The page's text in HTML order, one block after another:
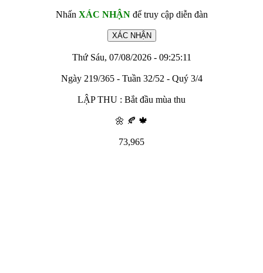
Nhấn XÁC NHẬNđể truy cập diễn đàn
Thứ Sáu, 07/08/2026 - 09:25:11
Ngày 219/365 - Tuần 32/52 - Quý 3/4
LẬP THU : Bắt đầu mùa thu
🌼 🍂 🍁
73,965